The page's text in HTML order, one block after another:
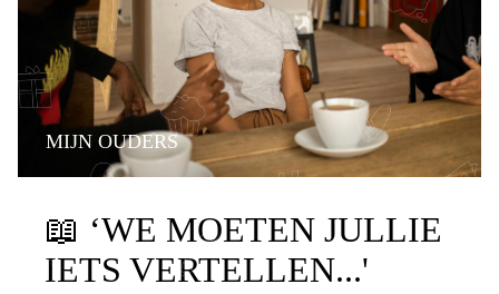
MIJN OUDERS
📖 ‘WE MOETEN JULLIE
IETS VERTELLEN...'